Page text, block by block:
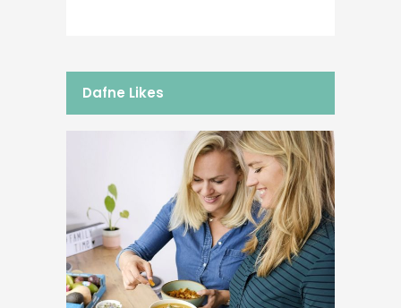
Dafne Likes